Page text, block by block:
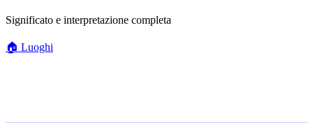
Significato e interpretazione completa
🏠 Luoghi